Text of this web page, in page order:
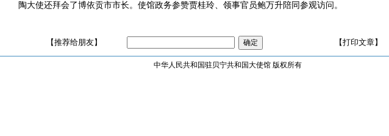
陶大使还拜会了博依贡市市长。使馆政务参赞贾桂玲、领事官员鲍万升陪同参观访问。
【推荐给朋友】 【打印文章】
中华人民共和国驻贝宁共和国大使馆 版权所有